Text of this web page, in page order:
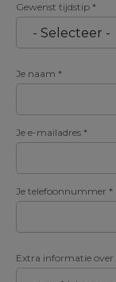
Gewenst tijdstip *
Je naam *
Je e-mailadres *
Je telefoonnummer *
Extra informatie